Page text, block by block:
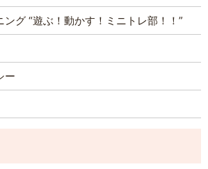
グ “遊ぶ！動かす！ミニトレ部！！”
ー